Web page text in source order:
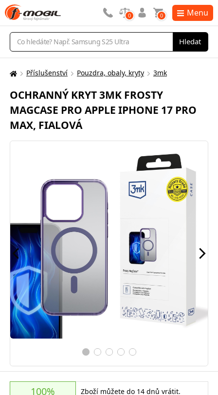
Vyhledávání
Hledat
0 0 Menu
Zde
nacházíte:
Příslušenství Pouzdra, obaly, kryty 3mk
OCHRANNÝ KRYT 3MK FROSTY
MAGCASE PRO APPLE IPHONE 17 PRO
MAX, FIALOVÁ
100%
Zboží můžete do 14 dnů vrátit.